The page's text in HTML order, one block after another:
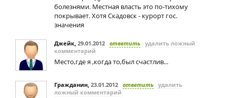
болезнями. Местная власть это по-тихому
покрывает. Хотя Скадовск - курорт гос.
значения
Джейк, 29.01.2012 ответить удалить ложный
комментарий
Место,где я ,когда то,был счастлив...
Гражданин, 23.01.2012 ответить удалить
ложный комментарий